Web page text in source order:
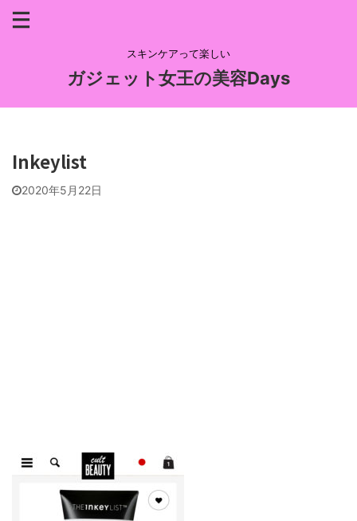
スキンケアって楽しい
ガジェット女王の美容Days
Inkeylist
2020年5月22日